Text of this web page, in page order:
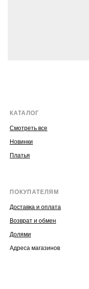
КАТАЛОГ
Смотреть все
Новинки
Платья
ПОКУПАТЕЛЯМ
Доставка и оплата
Возврат и обмен
Долями
Адреса магазинов